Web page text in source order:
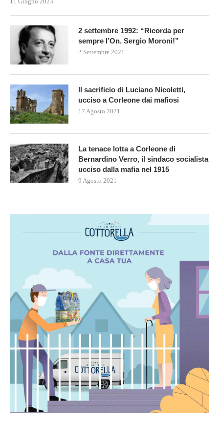
2 settembre 1992: “Ricorda per
sempre l’On. Sergio Moroni!”
2 Settembre 2021
Il sacrificio di Luciano Nicoletti,
ucciso a Corleone dai mafiosi
17 Agosto 2021
La tenace lotta a Corleone di
Bernardino Verro, il sindaco socialista
ucciso dalla mafia nel 1915
9 Agosto 2021